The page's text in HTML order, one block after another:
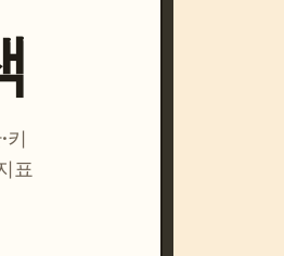
키
표